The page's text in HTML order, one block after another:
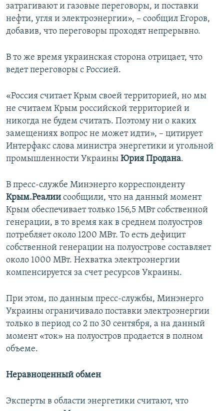
затрагивают и газовые переговоры, и поставки
нефти, угля и электроэнергии», – сообщил Егоров,
добавив, что переговоры проходят непрерывно.
В то же время украинская сторона отрицает, что
ведет переговоры с Россией.
«Россия считает Крым своей территорией, но мы
не считаем Крым российской территорией и
никогда не будем считать. Поэтому ни о каких
замещениях вопрос не может идти», – цитирует
Интерфакс слова министра энергетики и угольной
промышленности Украины Юрия Продана.
В пресс-службе Минэнерго корреспонденту
Крым.Реалии сообщили, что на данный момент
Крым обеспечивает только 156,5 МВт собственной
генерации, в то время как в среднем полуостров
потребляет около 1200 МВт. То есть дефицит
собственной генерации на полуострове составляет
около 1000 МВт. Нехватка электроэнергии
компенсируется за счет ресурсов Украины.
При этом, по данным пресс-службы, Минэнерго
Украины ограничивало поставки электроэнергии
только в период со 2 по 30 сентября, а на данный
момент «ток» на полуостров продается в полном
объеме.
Неравноценный обмен
Эксперты в области энергетики считают, что